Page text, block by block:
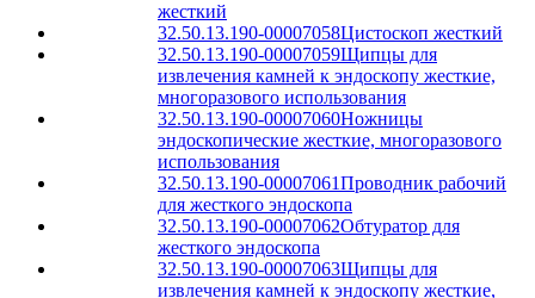
жесткий
32.50.13.190-00007058Цистоскоп жесткий
32.50.13.190-00007059Щипцы для
извлечения камней к эндоскопу жесткие,
многоразового использования
32.50.13.190-00007060Ножницы
эндоскопические жесткие, многоразового
использования
32.50.13.190-00007061Проводник рабочий
для жесткого эндоскопа
32.50.13.190-00007062Обтуратор для
жесткого эндоскопа
32.50.13.190-00007063Щипцы для
извлечения камней к эндоскопу жесткие,